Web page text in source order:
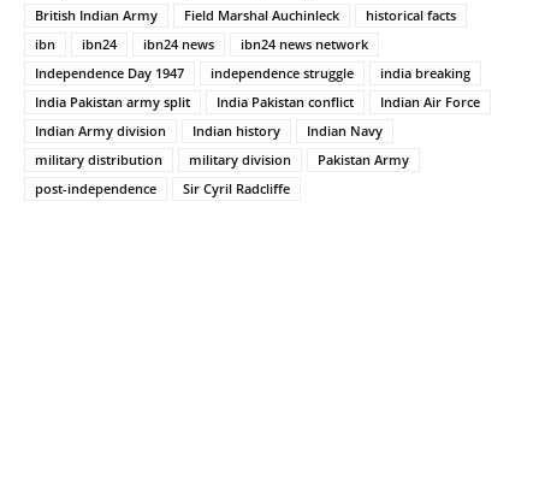
British Indian Army
Field Marshal Auchinleck
historical facts
ibn
ibn24 ibn24 news
ibn24 news network
Independence Day 1947
independence struggle
india breaking
India Pakistan army split
India Pakistan conflict
Indian Air Force
Indian Army division
Indian history
Indian Navy
military distribution
military division
Pakistan Army
post-independence
Sir Cyril Radcliffe